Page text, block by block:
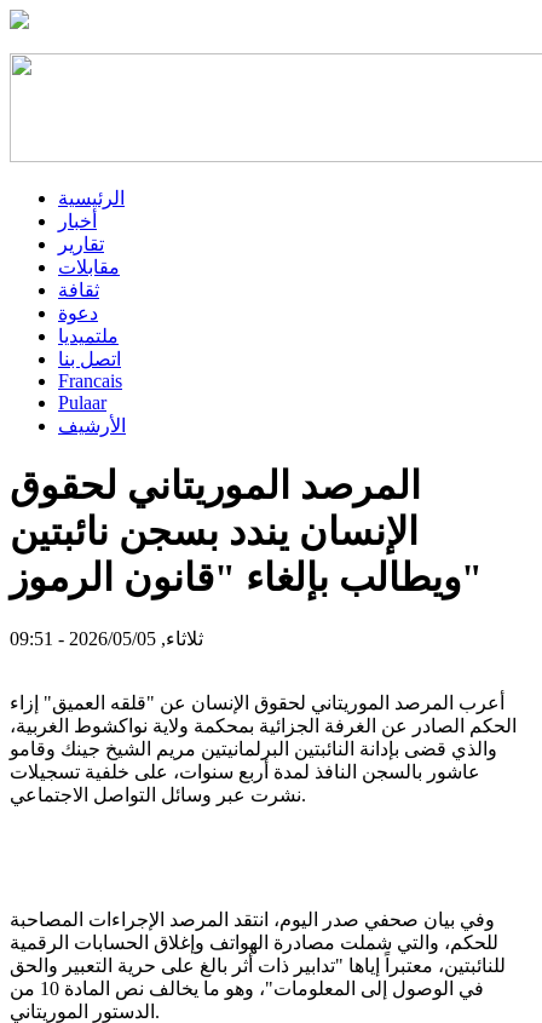
الرئيسية
أخبار
تقارير
مقابلات
ثقافة
دعوة
ملتميديا
اتصل بنا
Francais
Pulaar
الأرشيف
المرصد الموريتاني لحقوق
الإنسان يندد بسجن نائبتين
ويطالب بإلغاء "قانون الرموز"
ثلاثاء, 2026/05/05 - 09:51
أعرب المرصد الموريتاني لحقوق الإنسان عن "قلقه العميق" إزاء
الحكم الصادر عن الغرفة الجزائية بمحكمة ولاية نواكشوط الغربية،
والذي قضى بإدانة النائبتين البرلمانيتين مريم الشيخ جينك وقامو
عاشور بالسجن النافذ لمدة أربع سنوات، على خلفية تسجيلات
نشرت عبر وسائل التواصل الاجتماعي.
وفي بيان صحفي صدر اليوم، انتقد المرصد الإجراءات المصاحبة
للحكم، والتي شملت مصادرة الهواتف وإغلاق الحسابات الرقمية
للنائبتين، معتبراً إياها "تدابير ذات أثر بالغ على حرية التعبير والحق
في الوصول إلى المعلومات"، وهو ما يخالف نص المادة 10 من
الدستور الموريتاني.